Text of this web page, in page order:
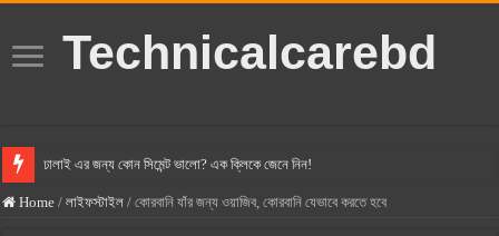
Technicalcarebd
ঢালাই এর জন্য কোন সিমেন্ট ভালো? এক ক্লিকে জেনে নিন!
বসুন্ধরা সিমেন্ট এর দাম ২০২৫
Home / লাইফস্টাইল / কোরবানি যাঁর জন্য ওয়াজিব, কোরবানি যেভাবে করতে হবে